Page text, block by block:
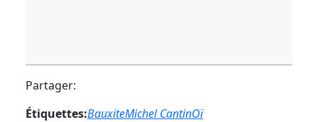
Partager:
Étiquettes:BauxiteMichel CantinOï